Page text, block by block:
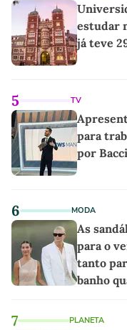
estudar
já teve
5 TV
para
por Bacci
6 MODA
As
para o
tanto
banho
7 PLANETA